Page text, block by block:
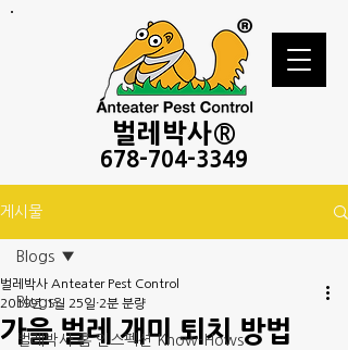
벌레 박사®
678-704-3349
게시물
Blogs
벌레박사 홈 인스펙션 Know-Hows
Blogs
가을 벌레 개미 퇴치 방법
벌레박사 Anteater Pest Control
2019년 1월 25일 2분 분량